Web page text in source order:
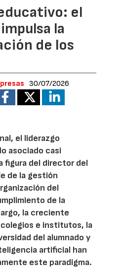
el
la
de los
30/07/2026
el liderazgo
asociado casi
figura del director del
de la gestión
del
de la
la creciente
e institutos, la
del alumnado y
artificial han
este paradigma.